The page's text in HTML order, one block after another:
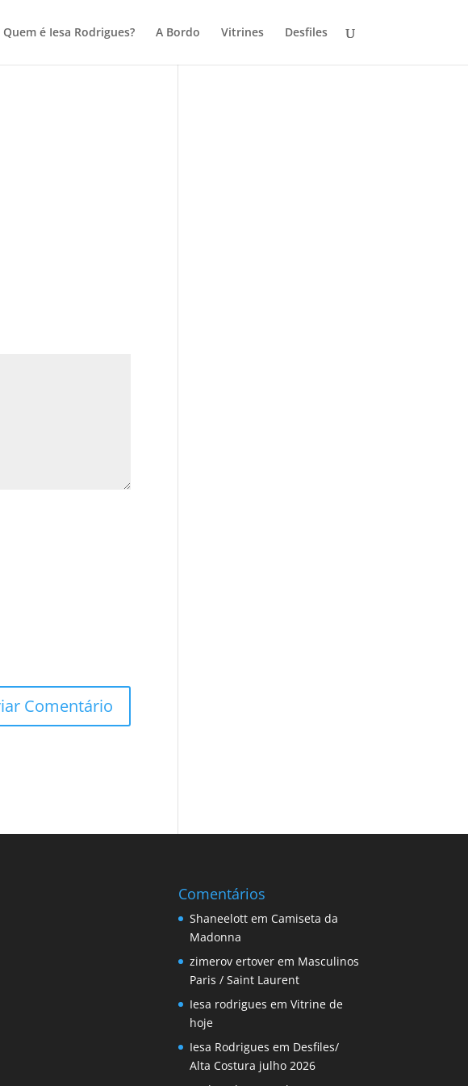
Quem é Iesa Rodrigues? A Bordo Vitrines Desfiles
Comentários
Shaneelott em Camiseta da
Madonna
zimerov ertover em Masculinos
Paris / Saint Laurent
Iesa rodrigues emVitrine de
hoje
Iesa Rodrigues em Desfiles/
Alta Costura julho 2026